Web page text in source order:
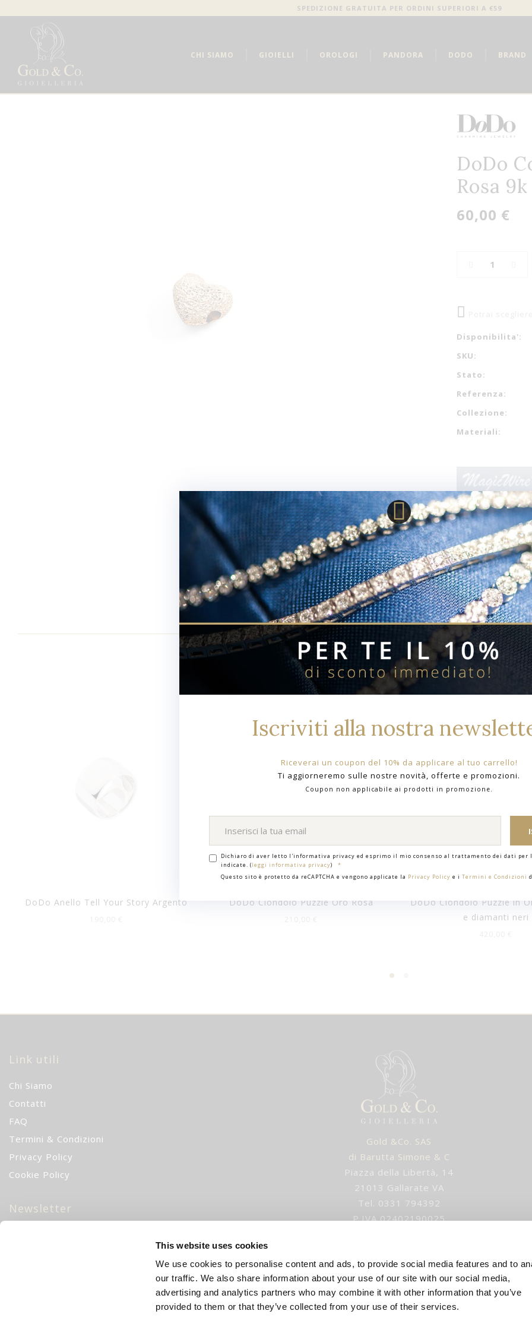
Iscriviti alla nostra
Riceverai un coupon del 10% da applicare al tuo carrello!
Ti aggiorneremo sulle nostre novità, offerte e promozioni.
Coupon non applicabile ai prodotti in promozione.
Dichiaro di aver letto l'informativa privacy ed esprimo il mio consenso al trattamento dei dati
indicate. (leggi informativa privacy)
Questo sito è protetto da reCAPTCHA e vengono applicate la Privacy Policy e i Termini e Condizioni
This website uses cookies
We use cookies to personalise content and ads, to provide social media features and to
our traffic. We also share information about your use of our site with our social media,
advertising and analytics partners who may combine it with other information that you’ve
provided to them or that they’ve collected from your use of their services.
SPEDIZIONE GRATUITA PER ORDINI SUPERIORI A €59
CHI SIAMO GIOIELLI OROLOGI PANDORA DODO BRAND
DoDo
Rosa
60,00 €
Disponibilita':
SKU:
Stato:
Referenza:
Collezione:
Materiali:
Prodotti Correlati Per
DoDo Anello Tell Your Story Argento DoDo Ciondolo Puzzle Oro Rosa
DoDo Ciondolo Puzzle in
e diamanti neri
Link utili
Chi Siamo
Contatti
FAQ
Termini & Condizioni
Privacy Policy
Cookie Policy
Newsletter
Gold &Co. SAS
di Barutta Simone & C
Piazza della Libertà, 14
21013 Gallarate VA
Tel. 0331 794392
P.IVA 02402190025
CHIUSURA ESTIVA gli ordini verranno evasi dopo 1
E-mail:info@goldandco.it
Orari:
Lun 15:30 - 19:30